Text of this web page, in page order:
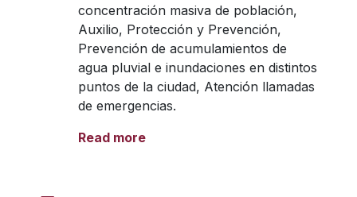
concentración masiva de población,
Auxilio, Protección y Prevención,
Prevención de acumulamientos de
agua pluvial e inundaciones en distintos
puntos de la ciudad, Atención llamadas
de emergencias.
Read more